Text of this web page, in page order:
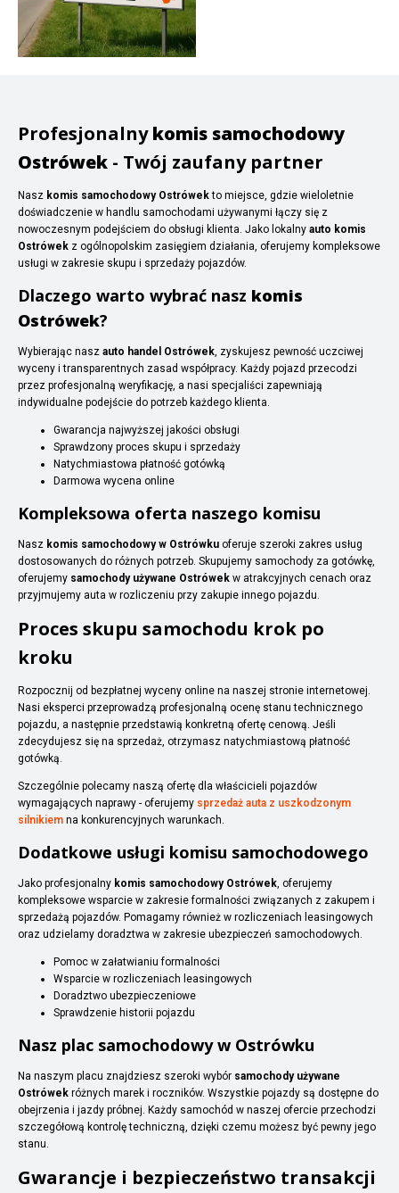
Profesjonalnykomis samochodowy
Ostrówek - Twój zaufany partner
Nasz komis samochodowy Ostrówekto miejsce, gdzie wieloletnie
doświadczenie w handlu samochodami używanymi łączy się z
nowoczesnym podejściem do obsługi klienta. Jako lokalny auto komis
Ostrówek z ogólnopolskim zasięgiem działania, oferujemy kompleksowe
usługi w zakresie skupu i sprzedaży pojazdów.
Dlaczego warto wybrać nasz komis
Ostrówek?
Wybierając nasz auto handel Ostrówek, zyskujesz pewność uczciwej
wyceny i transparentnych zasad współpracy. Każdy pojazd przecodzi
przez profesjonalną weryfikację, a nasi specjaliści zapewniają
indywidualne podejście do potrzeb każdego klienta.
Gwarancja najwyższej jakości obsługi
Sprawdzony proces skupu i sprzedaży
Natychmiastowa płatność gotówką
Darmowa wycena online
Kompleksowa oferta naszego komisu
Nasz komis samochodowy w Ostrówku oferuje szeroki zakres usług
dostosowanych do różnych potrzeb. Skupujemy samochody za gotówkę,
oferujemy samochody używane Ostrówek w atrakcyjnych cenach oraz
przyjmujemy auta w rozliczeniu przy zakupie innego pojazdu.
Proces skupu samochodu krok po
kroku
Rozpocznij od bezpłatnej wyceny online na naszej stronie internetowej.
Nasi eksperci przeprowadzą profesjonalną ocenę stanu technicznego
pojazdu, a następnie przedstawią konkretną ofertę cenową. Jeśli
zdecydujesz się na sprzedaż, otrzymasz natychmiastową płatność
gotówką.
Szczególnie polecamy naszą ofertę dla właścicieli pojazdów
wymagających naprawy - oferujemy sprzedaż auta z uszkodzonym
silnikiem na konkurencyjnych warunkach.
Dodatkowe usługi komisu samochodowego
Jako profesjonalny komis samochodowy Ostrówek, oferujemy
kompleksowe wsparcie w zakresie formalności związanych z zakupem i
sprzedażą pojazdów. Pomagamy również w rozliczeniach leasingowych
oraz udzielamy doradztwa w zakresie ubezpieczeń samochodowych.
Pomoc w załatwianiu formalności
Wsparcie w rozliczeniach leasingowych
Doradztwo ubezpieczeniowe
Sprawdzenie historii pojazdu
Nasz plac samochodowy w Ostrówku
Na naszym placu znajdziesz szeroki wybór samochody używane
Ostrówek różnych marek i roczników. Wszystkie pojazdy są dostępne do
obejrzenia i jazdy próbnej. Każdy samochód w naszej ofercie przechodzi
szczegółową kontrolę techniczną, dzięki czemu możesz być pewny jego
stanu.
Gwarancje i bezpieczeństwo transakcji